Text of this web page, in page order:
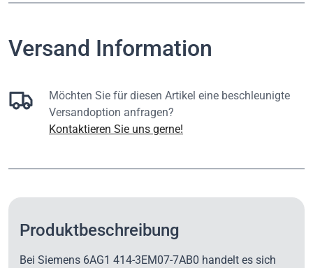
Versand Information
Möchten Sie für diesen Artikel eine beschleunigte
Versandoption anfragen?
Kontaktieren Sie uns gerne!
Produktbeschreibung
Bei Siemens 6AG1 414-3EM07-7AB0 handelt es sich